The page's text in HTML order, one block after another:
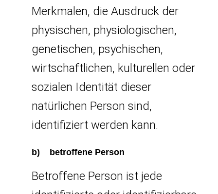
Merkmalen, die Ausdruck der
physischen, physiologischen,
genetischen, psychischen,
wirtschaftlichen, kulturellen oder
sozialen Identität dieser
natürlichen Person sind,
identifiziert werden kann.
b) betroffene Person
Betroffene Person ist jede